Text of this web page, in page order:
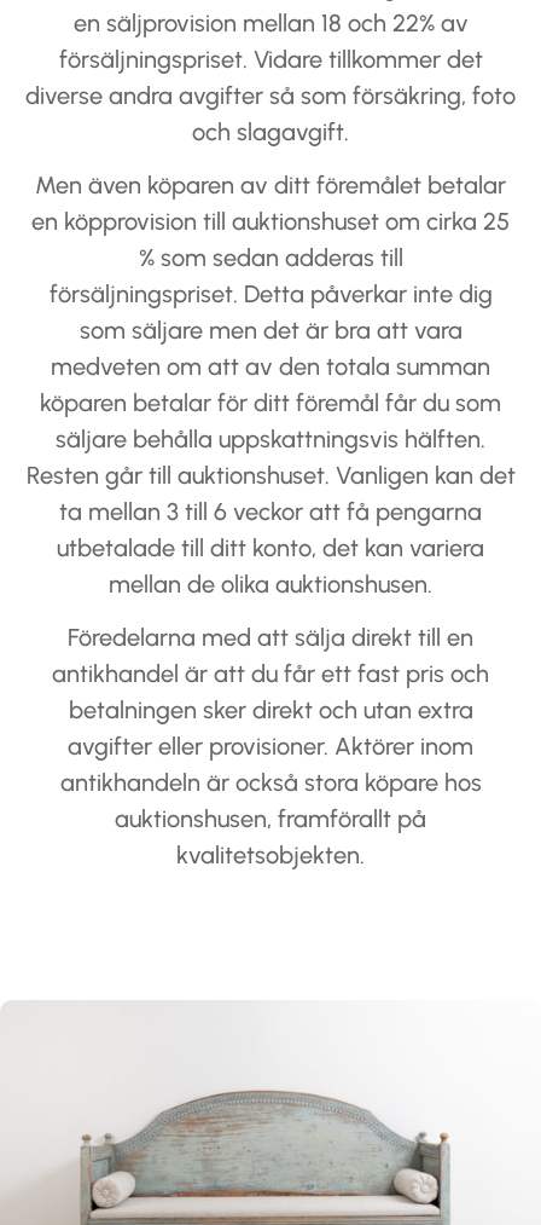
en säljprovision mellan 18 och 22% av
försäljningspriset. Vidare tillkommer det
diverse andra avgifter så som försäkring, foto
och slagavgift.
Men även köparen av ditt föremålet betalar
en köpprovision till auktionshuset om cirka 25
% som sedan adderas till
försäljningspriset. Detta påverkar inte dig
som säljare men det är bra att vara
medveten om att av den totala summan
köparen betalar för ditt föremål får du som
säljare behålla uppskattningsvis hälften.
Resten går till auktionshuset. Vanligen kan det
ta mellan 3 till 6 veckor att få pengarna
utbetalade till ditt konto, det kan variera
mellan de olika auktionshusen.
Föredelarna med att sälja direkt till en
antikhandel är att du får ett fast pris och
betalningen sker direkt och utan extra
avgifter eller provisioner. Aktörer inom
antikhandeln är också stora köpare hos
auktionshusen, framförallt på
kvalitetsobjekten.